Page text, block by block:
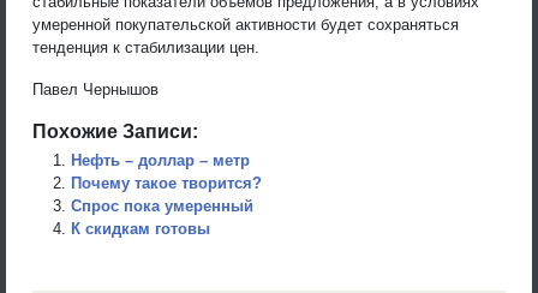
умеренной покупательской активности будет сохраняться
тенденция к стабилизации цен.
Павел Чернышов
Похожие Записи:
Нефть – доллар – метр
Почему такое творится?
Спрос пока умеренный
К скидкам готовы